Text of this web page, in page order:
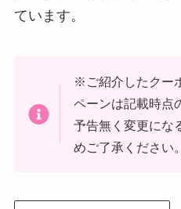
ています。
※ご紹介したクー
ペーンは記載時点
予告無く変更にな
めご了承ください。